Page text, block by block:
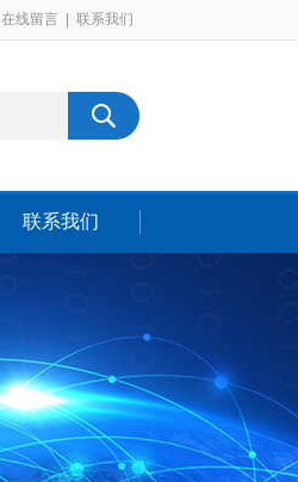
在线留言 联系我们
联系我们